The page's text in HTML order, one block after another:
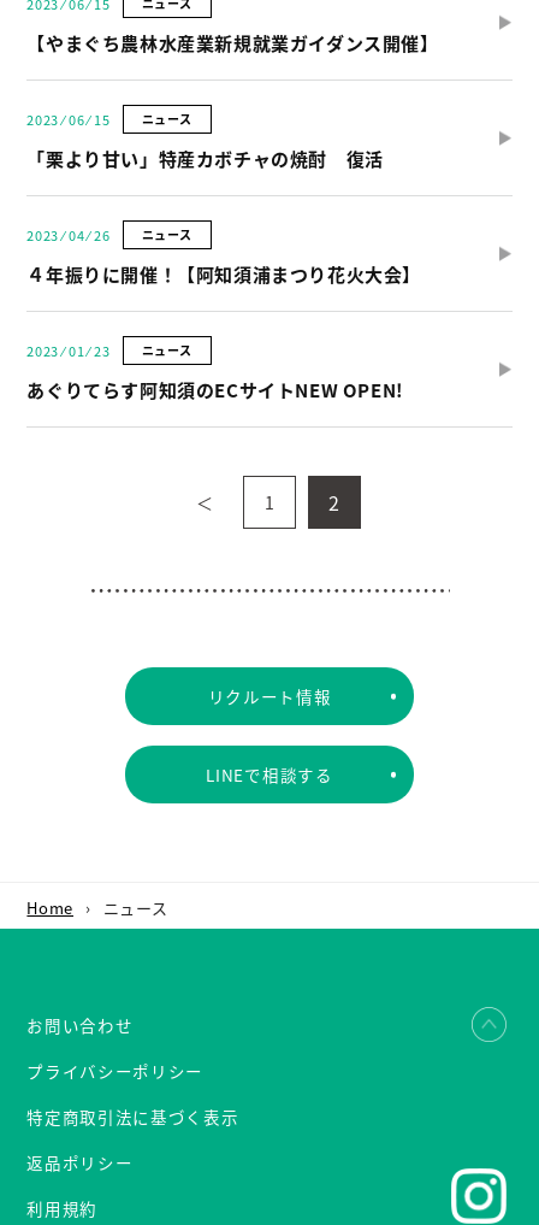
【やまぐち農林水産業新規就業ガイダンス開催】
2023 ⁄ 06 ⁄ 15 ニュース
「栗より甘い」特産カボチャの焼酎 復活
2023 ⁄ 04 ⁄ 26 ニュース
４年振りに開催！【阿知須浦まつり花火大会】
2023 ⁄ 01 ⁄ 23 ニュース
あぐりてらす阿知須のECサイトNEW OPEN!
＜ 1 2
リクルート情報
LINEで相談する
Home › ニュース
お問い合わせ
プライバシーポリシー
特定商取引法に基づく表示
返品ポリシー
利用規約